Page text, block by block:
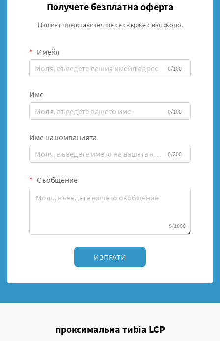
Получете безплатна оферта
Нашият представител ще се свърже с вас скоро.
Имейл
0/100
Име
0/100
Име на компанията
0/200
Съобщение
0/1000
ИЗПРАТИ
проксимальна тиbia LCP